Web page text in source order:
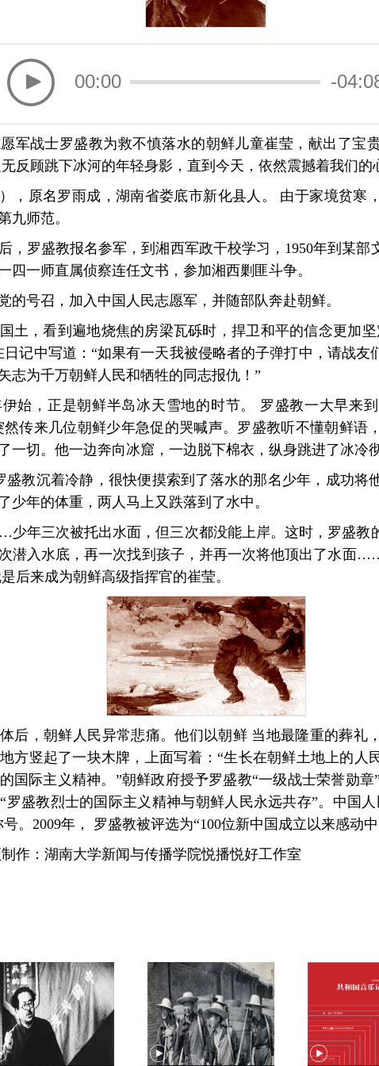
00:00 -
军战士罗盛教为救不慎落水的朝鲜儿童崔莹，献出了宝
反顾跳下冰河的年轻身影，直到今天，依然震撼着我们的
，原名罗雨成，湖南省娄底市新化县人。 由于家境贫寒
九师范。
，罗盛教报名参军，到湘西军政干校学习，1950年到某部
四一师直属侦察连任文书，参加湘西剿匪斗争。
的号召，加入中国人民志愿军，并随部队奔赴朝鲜。
土，看到遍地烧焦的房梁瓦砾时，捍卫和平的信念更加
记中写道：“如果有一天我被侵略者的子弹打中，请战友
志为千万朝鲜人民和牺牲的同志报仇！”
伊始，正是朝鲜半岛冰天雪地的时节。 罗盛教一大早来
传来几位朝鲜少年急促的哭喊声。罗盛教听不懂朝鲜语
一切。他一边奔向冰窟，一边脱下棉衣，纵身跳进了冰冷
教沉着冷静，很快便摸索到了落水的那名少年，成功将
少年的体重，两人马上又跌落到了水中。
年三次被托出水面，但三次都没能上岸。这时，罗盛教
潜入水底，再一次找到孩子，并再一次将他顶出了水面
后来成为朝鲜高级指挥官的崔莹。
后，朝鲜人民异常悲痛。他们以朝鲜 当地最隆重的葬礼
方竖起了一块木牌，上面写着：“生长在朝鲜土地上的人
国际主义精神。”朝鲜政府授予罗盛教“一级战士荣誉勋章
罗盛教烈士的国际主义精神与朝鲜人民永远共存”。中国
。2009年， 罗盛教被评选为“100位新中国成立以来感动中
作：湖南大学新闻与传播学院悦播悦好工作室